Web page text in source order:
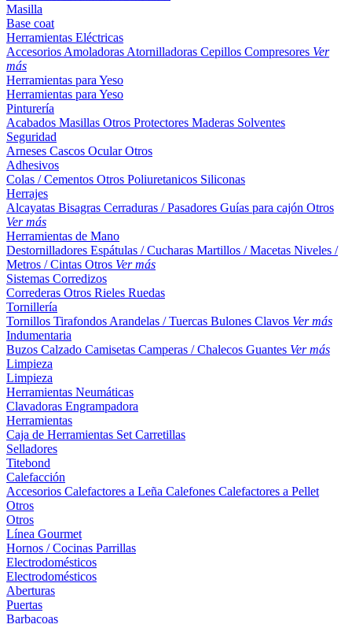
Masilla
Base coat
Herramientas Eléctricas
Accesorios Amoladoras Atornilladoras Cepillos Compresores Ver
más
Herramientas para Yeso
Herramientas para Yeso
Pinturería
Acabados Masillas Otros Protectores Maderas Solventes
Seguridad
Arneses Cascos OcularOtros
Adhesivos
Colas / Cementos Otros Poliuretanicos Siliconas
Herrajes
Alcayatas Bisagras Cerraduras / Pasadores Guías para cajón Otros
Ver más
Herramientas de Mano
Destornilladores Espátulas / Cucharas Martillos / Macetas Niveles /
Metros / Cintas Otros Ver más
Sistemas Corredizos
Correderas Otros Rieles Ruedas
Tornillería
Tornillos Tirafondos Arandelas / Tuercas Bulones Clavos Ver más
Indumentaria
Buzos Calzado Camisetas Camperas / Chalecos Guantes Ver más
Limpieza
Limpieza
Herramientas Neumáticas
Clavadoras Engrampadora
Herramientas
Caja de Herramientas Set Carretillas
Selladores
Titebond
Calefacción
Accesorios Calefactores a Leña Calefones Calefactores a Pellet
Otros
Otros
Línea Gourmet
Hornos / Cocinas Parrillas
Electrodomésticos
Electrodomésticos
Aberturas
Puertas
Barbacoas